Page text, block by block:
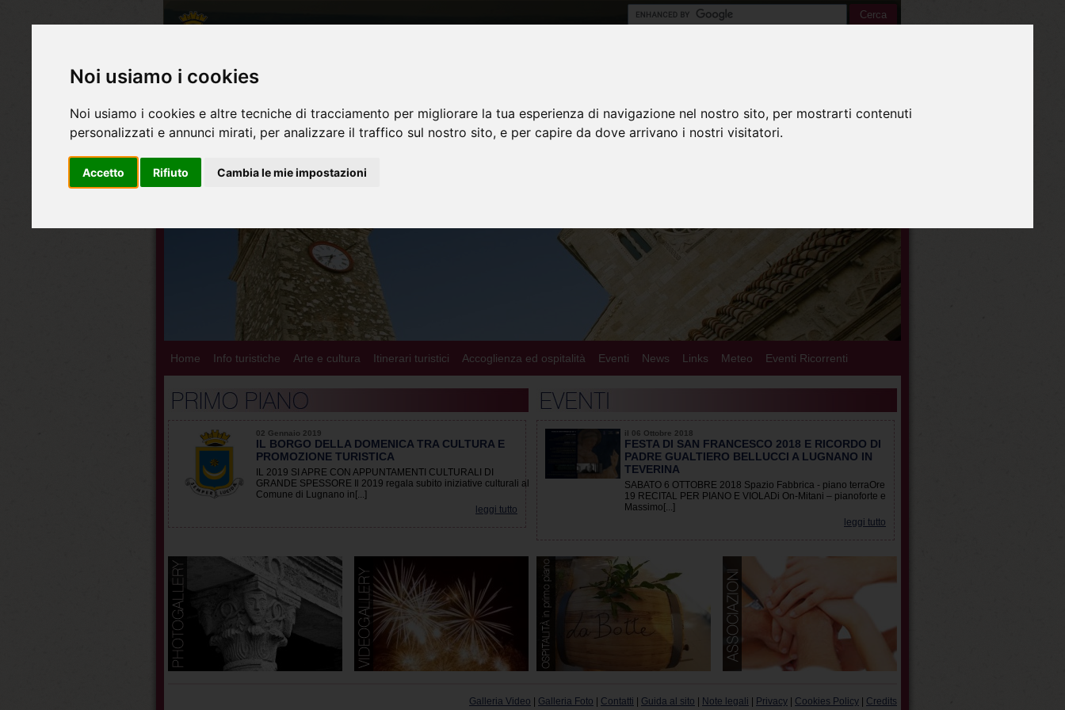
Noi usiamo i cookies
Noi usiamo i cookies e altre tecniche di tracciamento per migliorare la tua esperienza di navigazione nel nostro sito, per mostrarti contenuti
personalizzati e annunci mirati, per analizzare il traffico sul nostro sito, e per capire da dove arrivano i nostri visitatori.
Accetto Rifiuto Cambia le mie impostazioni
Home Info turistiche Arte e cultura Itinerari turistici Accoglienza ed ospitalità Eventi News Links Meteo Eventi Ricorrenti
02 Gennaio 2019
IL BORGO DELLA DOMENICA TRA CULTURA E
PROMOZIONE TURISTICA
IL 2019 SI APRE CON APPUNTAMENTI CULTURALI DI
GRANDE SPESSORE Il 2019 regala subito iniziative culturali al
Comune di Lugnano in[...]
leggi tutto
il 06 Ottobre 2018
FESTA DI SAN FRANCESCO 2018 E RICORDO DI
PADRE GUALTIERO BELLUCCI A LUGNANO IN
TEVERINA
SABATO 6 OTTOBRE 2018 Spazio Fabbrica - piano terraOre
19 RECITAL PER PIANO E VIOLADi On-Mitani – pianoforte e
Massimo[...]
leggi tutto
Galleria Video Galleria Foto Contatti Guida al sito Note legali Privacy Cookies Policy Credits